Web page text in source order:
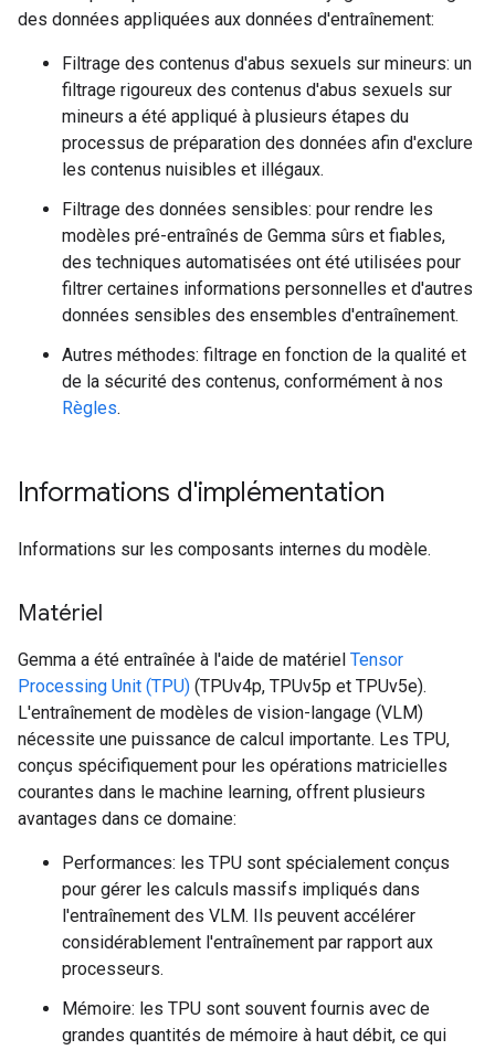
des données appliquées aux données d'entraînement:
Filtrage des contenus d'abus sexuels sur mineurs: un
filtrage rigoureux des contenus d'abus sexuels sur
mineurs a été appliqué à plusieurs étapes du
processus de préparation des données afin d'exclure
les contenus nuisibles et illégaux.
Filtrage des données sensibles: pour rendre les
modèles pré-entraînés de Gemma sûrs et fiables,
des techniques automatisées ont été utilisées pour
filtrer certaines informations personnelles et d'autres
données sensibles des ensembles d'entraînement.
Autres méthodes: filtrage en fonction de la qualité et
de la sécurité des contenus, conformément à nos
Règles.
Informations d'implémentation
Informations sur les composants internes du modèle.
Matériel
Gemma a été entraînée à l'aide de matériel Tensor
Processing Unit (TPU) (TPUv4p, TPUv5p et TPUv5e).
L'entraînement de modèles de vision-langage (VLM)
nécessite une puissance de calcul importante. Les TPU,
conçus spécifiquement pour les opérations matricielles
courantes dans le machine learning, offrent plusieurs
avantages dans ce domaine:
Performances: les TPU sont spécialement conçus
pour gérer les calculs massifs impliqués dans
l'entraînement des VLM. Ils peuvent accélérer
considérablement l'entraînement par rapport aux
processeurs.
Mémoire: les TPU sont souvent fournis avec de
grandes quantités de mémoire à haut débit, ce qui